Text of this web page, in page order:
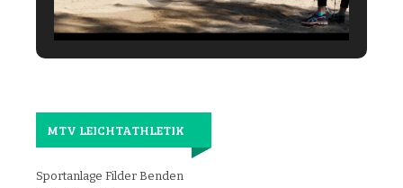
MTV LEICHTATHLETIK
Sportanlage Filder Benden